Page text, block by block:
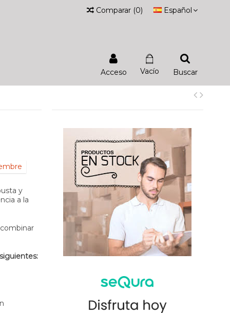
Español
Comparar (0)
Buscar
Vacío
Acceso
y
a la